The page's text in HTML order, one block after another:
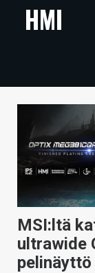
ARTIKKELIT
TECHBBS
HINTA.FI
KAUPPA
VAIHDA TEEMA
HMI
MSI:ltä
ultrawide
pelinäyttö